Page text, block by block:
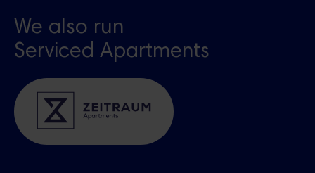
We also run
Serviced Apartments